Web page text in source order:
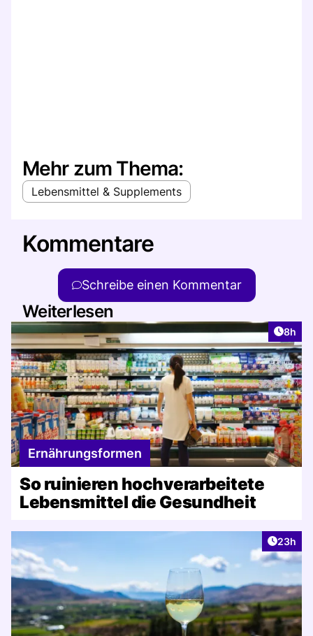
Mehr zum Thema:
Lebensmittel & Supplements
Kommentare
Schreibe einen Kommentar
Weiterlesen
8h
Ernährungsformen
So ruinieren hochverarbeitete
Lebensmittel die Gesundheit
Artikel
23h